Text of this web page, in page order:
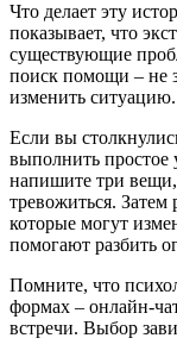
Что делает эту
показывает, что
существующие
поиск помощи – не
изменить ситуацию.
Если вы
выполнить простое
напишите три вещи,
тревожиться.
которые могут
помогают разбить
Помните, что
формах –
встречи. Выбор